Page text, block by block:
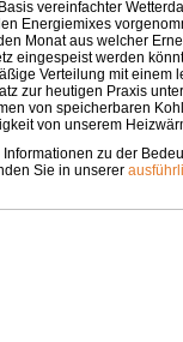
vereinfachter
Energiemixes
Monat aus welcher
eingespeist werden
Verteilung mit einem
zur heutigen Praxis
von speicherbaren
von unserem
Informationen zu der
Sie in unserer